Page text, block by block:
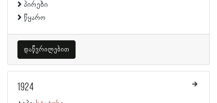
პირები
წყარო
დაწვრილებით
1924